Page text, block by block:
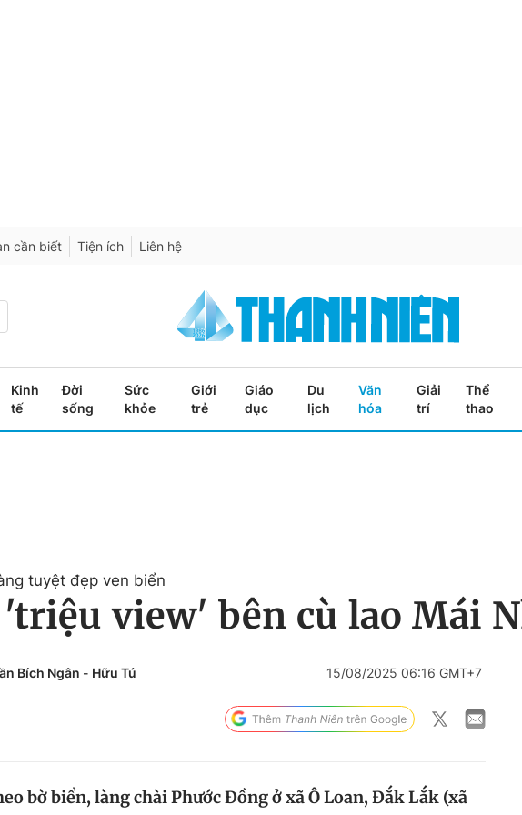
cần biết Tiện ích Liên hệ
Kinh
tế
Đời
sống
Sức
khỏe
Giới
trẻ
Giáo
dục
Du
lịch
Văn
hóa
Giải
trí
Thể
thao
tuyệt đẹp ven biển
view' bên cù lao Mái
Bích Ngân - Hữu Tú 15/08/2025 06:16 GMT+7
bờ biển, làng chài Phước Đồng ở xã Ô Loan, Đắk Lắk (xã